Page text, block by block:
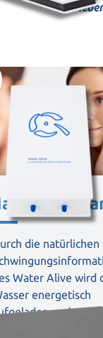
und
die natürlichen
Water Alive wird
energetisch
und so